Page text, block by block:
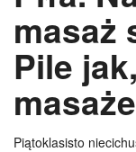
masaż
Pile
Piątoklasisto